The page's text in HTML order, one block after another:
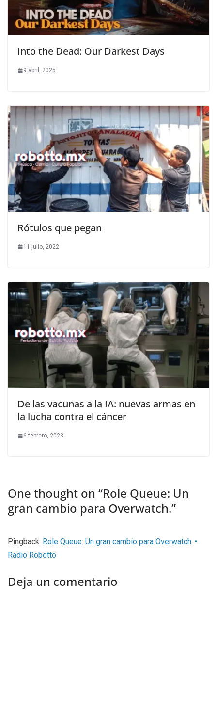
Into the Dead: Our Darkest Days
9 abril, 2025
Rótulos que pegan
11 julio, 2022
De las vacunas a la IA: nuevas armas en
la lucha contra el cáncer
6 febrero, 2023
One thought on “Role Queue: Un
gran cambio para Overwatch.”
Pingback: Role Queue: Un gran cambio para Overwatch. •
Radio Robotto
Deja un comentario